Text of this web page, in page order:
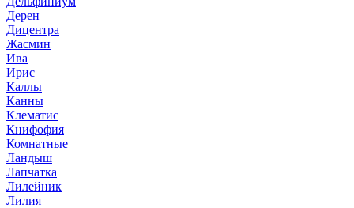
Дерен
Дицентра
Жасмин
Ива
Ирис
Каллы
Канны
Клематис
Книфофия
Комнатные
Ландыш
Лапчатка
Лилейник
Лилия